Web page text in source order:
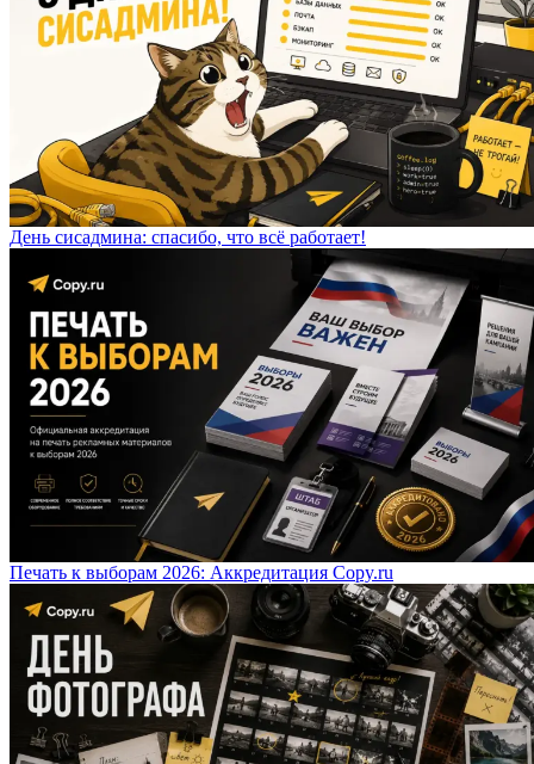
День сисадмина: спасибо, что всё работает!
Печать к выборам 2026: Аккредитация Copy.ru